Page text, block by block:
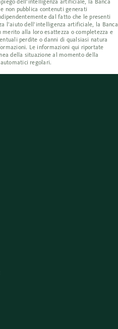
dell’intelligenza artificiale, la Banca
non pubblica contenuti generati
dal fatto che le presenti
l’aiuto dell’intelligenza artificiale, la Banca
alla loro esattezza o completezza e
perdite o danni di qualsiasi natura
Le informazioni qui riportate
della situazione al momento della
regolari.